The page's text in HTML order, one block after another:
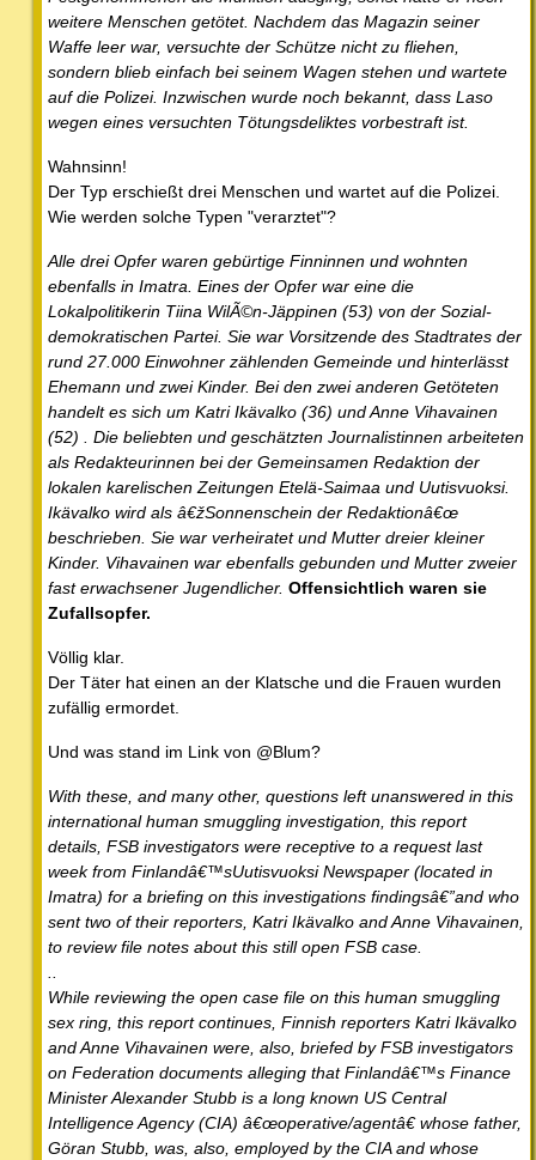
weitere Menschen getötet. Nachdem das Magazin seiner
Waffe leer war, versuchte der Schütze nicht zu fliehen,
sondern blieb einfach bei seinem Wagen stehen und wartete
auf die Polizei. Inzwischen wurde noch bekannt, dass Laso
wegen eines versuchten Tötungsdeliktes vorbestraft ist.
Wahnsinn!
Der Typ erschießt drei Menschen und wartet auf die Polizei.
Wie werden solche Typen "verarztet"?
Alle drei Opfer waren gebürtige Finninnen und wohnten
ebenfalls in Imatra. Eines der Opfer war eine die
Lokalpolitikerin Tiina WilÃ©n-Jäppinen (53) von der Sozial-
demokratischen Partei. Sie war Vorsitzende des Stadtrates der
rund 27.000 Einwohner zählenden Gemeinde und hinterlässt
Ehemann und zwei Kinder. Bei den zwei anderen Getöteten
handelt es sich um Katri Ikävalko (36) und Anne Vihavainen
(52) . Die beliebten und geschätzten Journalistinnen arbeiteten
als Redakteurinnen bei der Gemeinsamen Redaktion der
lokalen karelischen Zeitungen Etelä-Saimaa und Uutisvuoksi.
Ikävalko wird als â€žSonnenschein der Redaktionâ€œ
beschrieben. Sie war verheiratet und Mutter dreier kleiner
Kinder. Vihavainen war ebenfalls gebunden und Mutter zweier
fast erwachsener Jugendlicher. Offensichtlich waren sie
Zufallsopfer.
Völlig klar.
Der Täter hat einen an der Klatsche und die Frauen wurden
zufällig ermordet.
Und was stand im Link von @Blum?
With these, and many other, questions left unanswered in this
international human smuggling investigation, this report
details, FSB investigators were receptive to a request last
week from Finlandâ€™sUutisvuoksi Newspaper (located in
Imatra) for a briefing on this investigations findingsâ€”and who
sent two of their reporters, Katri Ikävalko and Anne Vihavainen,
to review file notes about this still open FSB case.
While reviewing the open case file on this human smuggling
sex ring, this report continues, Finnish reporters Katri Ikävalko
and Anne Vihavainen were, also, briefed by FSB investigators
on Federation documents alleging that Finlandâ€™s Finance
Minister Alexander Stubb is a long known US Central
Intelligence Agency (CIA) â€œoperative/agentâ€ whose father,
Göran Stubb, was, also, employed by the CIA and whose